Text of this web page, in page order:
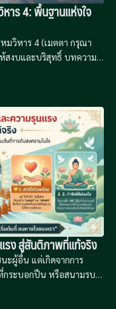
าร 4: พื้นฐานแห่งใจ
มวิหาร 4 (เมตตา กรุณา
ะบริสุทธิ์ บทความนี้
ป็นรากฐานสู่การเจริญ
มเครียด
รง สู่สันติภาพที่แท้จริง
ะผู้อื่น แต่เกิดจากการ
กระบอกปืน หรือสนามรบ
ที่ลมหายใจของเรา”